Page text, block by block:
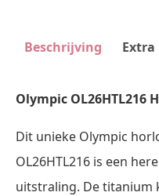
Beschrijving
Olympic OL26HTL216
Dit unieke Olympic
OL26HTL216 is een
uitstraling. De titanium